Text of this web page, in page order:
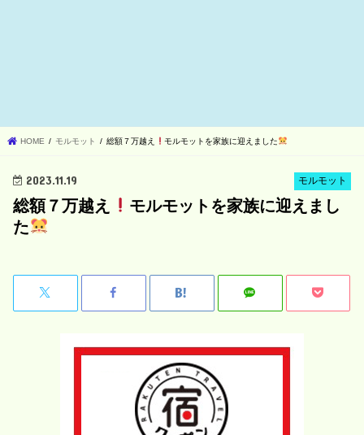
HOME モルモット 総額７万越え モルモットを家族に迎えました
モルモット
2023.11.19
総額７万越え
モルモットを家族に迎えまし
た